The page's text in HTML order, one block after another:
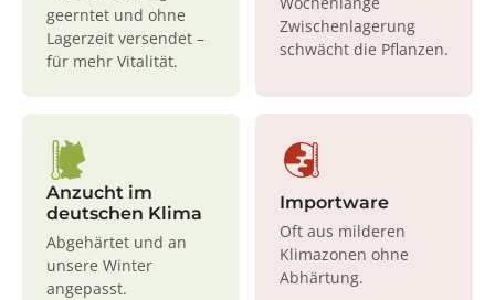
geerntet und ohne
Lagerzeit versendet –
für mehr Vitalität.
Zwischenlagerung
schwächt die Pflanzen.
Anzucht im
deutschen Klima
Abgehärtet und an
unsere Winter
angepasst.
Importware
Oft aus milderen
Klimazonen ohne
Abhärtung.